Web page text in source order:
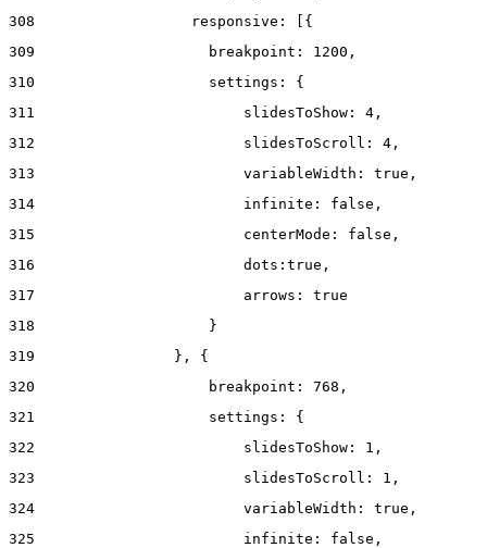
308
                  responsive: [{
309
                    breakpoint: 1200,
310
                    settings: {
311
                        slidesToShow: 4,
312
                        slidesToScroll: 4,
313
                        variableWidth: true,
314
                        infinite: false,
315
                        centerMode: false,
316
                        dots:true,
317
                        arrows: true
318
                    }
319
                }, {
320
                    breakpoint: 768,
321
                    settings: {
322
                        slidesToShow: 1,
323
                        slidesToScroll: 1,
324
                        variableWidth: true,
325
                        infinite: false,